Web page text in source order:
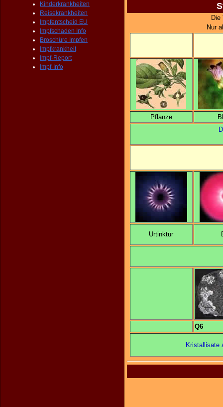
Kinderkrankheiten
Reisekrankheiten
Impfentscheid EU
Impfschaden Info
Broschüre Impfen
Impfkrankheit
Impf-Report
Impf-Info
Nur
Pflanze
Urtinktur
Q6
Kristallisate